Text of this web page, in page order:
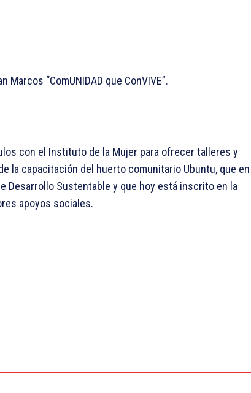
“ComUNIDAD que ConVIVE”.
con el Instituto de la Mujer para ofrecer talleres y
la capacitación del huerto comunitario Ubuntu, que en
Desarrollo Sustentable y que hoy está inscrito en la
apoyos sociales.